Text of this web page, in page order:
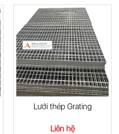
Lưới thép Grating
Liên hệ